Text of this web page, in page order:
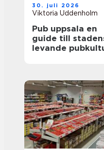
30. juli 2026
Viktoria Uddenholm
Pub uppsala en
guide till
levande